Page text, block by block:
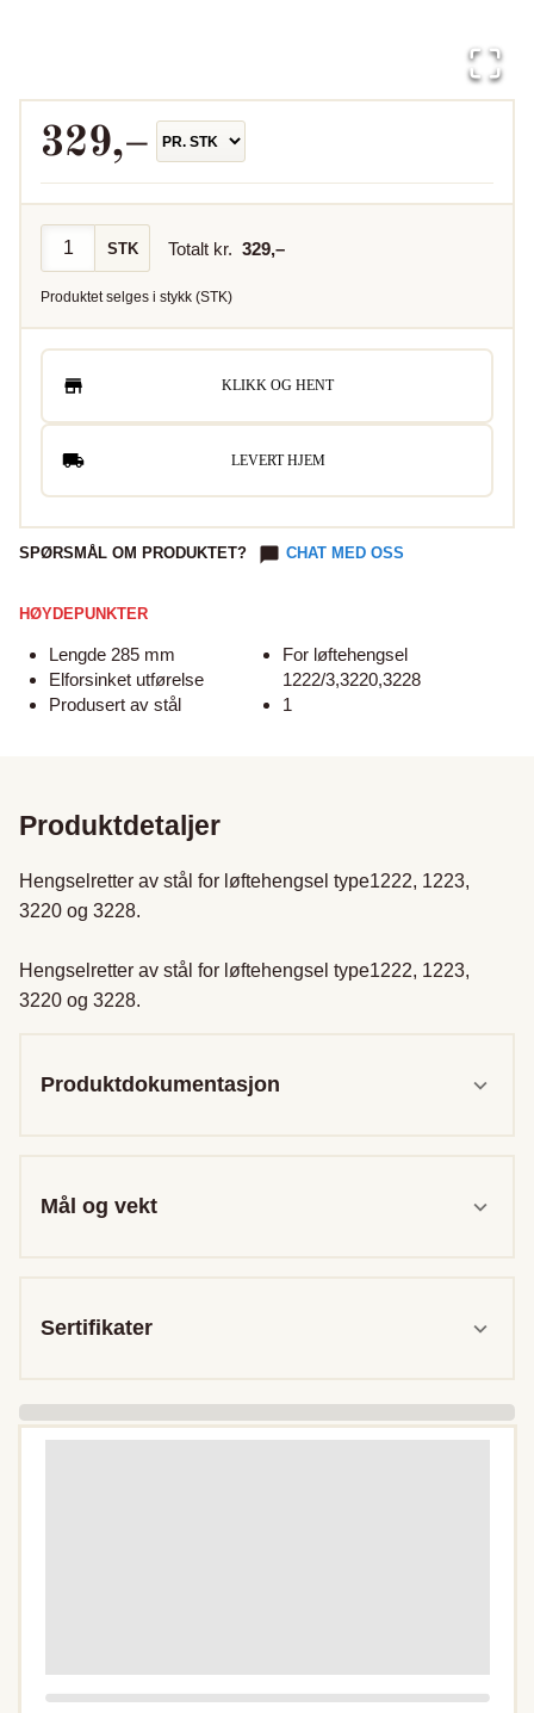
329,–
STK Totalt kr. 329,–
Produktet selges i stykk (STK)
KLIKK OG HENT
LEVERT HJEM
SPØRSMÅL OM PRODUKTET? CHAT MED OSS
HØYDEPUNKTER
Lengde 285 mm
Elforsinket utførelse
Produsert av stål
For løftehengsel
1222/3,3220,3228
1
Produktdetaljer
Hengselretter av stål for løftehengsel type1222, 1223,
3220 og 3228.
Hengselretter av stål for løftehengsel type1222, 1223,
3220 og 3228.
Produktdokumentasjon
Mål og vekt
Sertifikater